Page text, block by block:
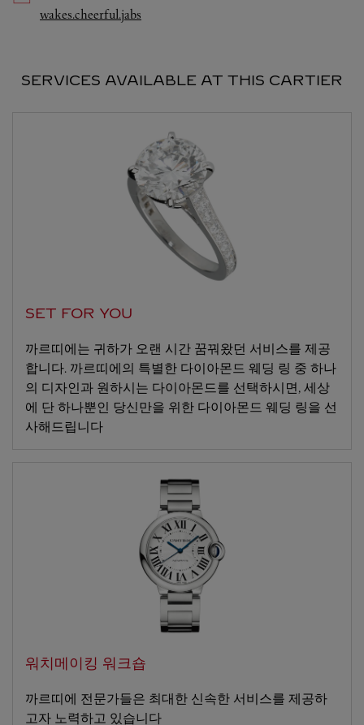
wakes.cheerful.jabs
SERVICES AVAILABLE AT THIS CARTIER
SET FOR YOU
까르띠에는 귀하가 오랜 시간 꿈꿔왔던 서비스를 제공
합니다. 까르띠에의 특별한 다이아몬드 웨딩 링 중 하나
의 디자인과 원하시는 다이아몬드를 선택하시면, 세상
에 단 하나뿐인 당신만을 위한 다이아몬드 웨딩 링을 선
사해드립니다
워치메이킹 워크숍
까르띠에 전문가들은 최대한 신속한 서비스를 제공하
고자 노력하고 있습니다